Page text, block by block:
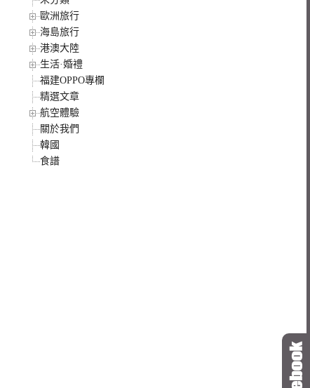
歐洲旅行
海島旅行
港澳大陸
生活·婚禮
福建OPPO專欄
精選文章
航空體驗
關於我們
韓國
食譜